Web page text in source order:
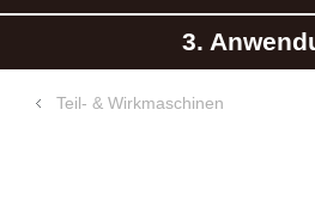
3.
Teil- & Wirkmaschinen